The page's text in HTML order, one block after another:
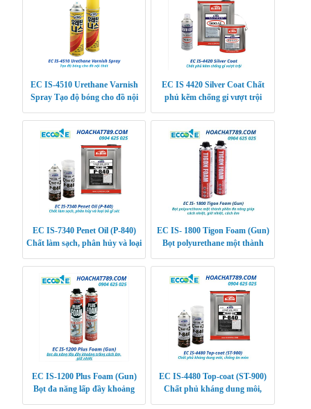
EC IS-4510 Urethane Varnish
Spray Tạo độ bóng cho đồ nội
EC IS 4420 Silver Coat Chất
phủ kẽm chống gỉ vượt trội
EC IS-7340 Penet Oil (P-840)
Chất làm sạch, phân hủy và loại
EC IS- 1800 Tigon Foam (Gun)
Bọt polyurethane một thành
giữ nhiệt, các
EC IS-1200 Plus Foam (Gun)
Bọt đa năng lấp đầy khoảng
EC IS-4480 Top-coat (ST-900)
Chất phủ kháng dung môi,